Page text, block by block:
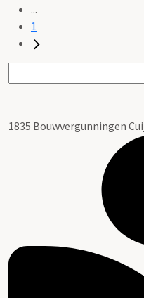
...
1
1835 Bouwvergunningen